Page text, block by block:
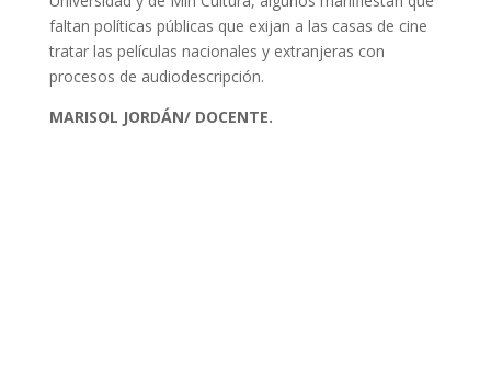
faltan políticas públicas que exijan a las casas de cine
tratar las películas nacionales y extranjeras con
procesos de audiodescripción.
MARISOL JORDÁN/ DOCENTE.